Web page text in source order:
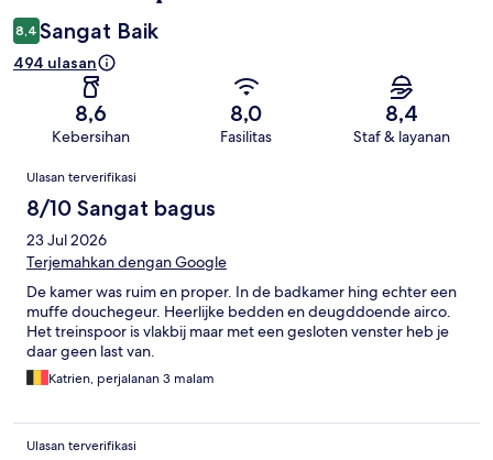
8,4 Sangat Baik
494 ulasan
8,6
Kebersihan
8,0
Fasilitas
8,4
Staf & layanan
Ulasan
Ulasan terverifikasi
8/10 Sangat bagus
23 Jul 2026
Terjemahkan dengan Google
De kamer was ruim en proper. In de badkamer hing echter een
muffe douchegeur. Heerlijke bedden en deugddoende airco.
Het treinspoor is vlakbij maar met een gesloten venster heb je
daar geen last van.
Katrien, perjalanan 3 malam
Ulasan terverifikasi